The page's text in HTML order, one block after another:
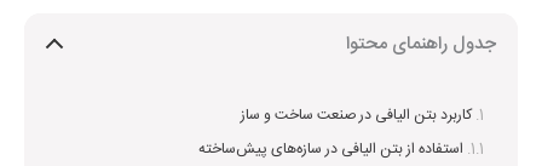
جدول راهنمای محتوا
کاربرد بتن الیافی در صنعت ساخت و ساز
استفاده از بتن الیافی در سازه‌های پیش‌ساخته